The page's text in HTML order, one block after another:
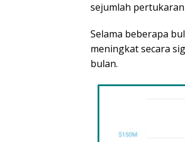
sejumlah
Selama beberapa
meningkat secara
bulan.